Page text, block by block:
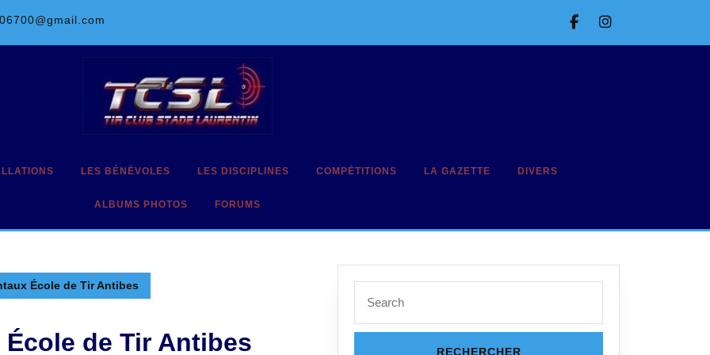
Facebook
LES BÉNÉVOLES LES DISCIPLINES COMPÉTITIONS LA GAZETTE DIVERS
ALBUMS PHOTOS FORUMS
École de Tir Antibes
de Tir Antibes
for: